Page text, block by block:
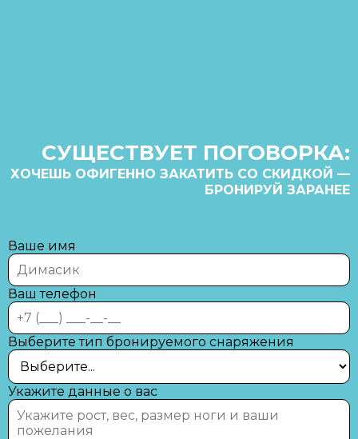
СУЩЕСТВУЕТ ПОГОВОРКА:
ХОЧЕШЬ ОФИГЕННО ЗАКАТИТЬ СО СКИДКОЙ —
БРОНИРУЙ ЗАРАНЕЕ
Ваше имя
Ваш телефон
Выберите тип бронируемого снаряжения
Укажите данные о вас